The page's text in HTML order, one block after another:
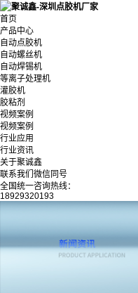
首页
产品中心
自动点胶机
自动螺丝机
自动焊锡机
等离子处理机
灌胶机
胶粘剂
视频案例
视频案例
行业应用
行业资讯
关于聚诚鑫
联系我们微信同号
全国统一咨询热线：
18929320193